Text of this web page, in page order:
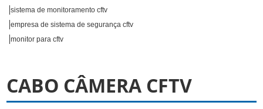
sistema de monitoramento cftv
empresa de sistema de segurança cftv
monitor para cftv
CABO CÂMERA CFTV